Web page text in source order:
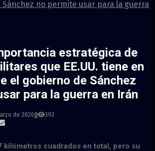
no permite usar para la guerra
estratégica de
que EE.UU. tiene en
el gobierno de Sánchez
para la guerra en Irán
de 20260 393
kilómetros cuadrados en total, pero su